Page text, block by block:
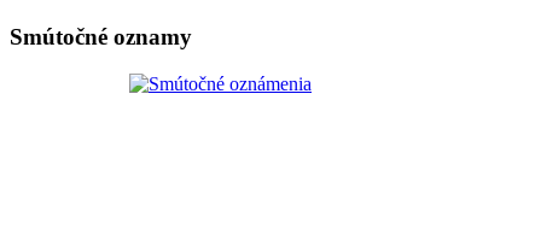
Smútočné oznamy